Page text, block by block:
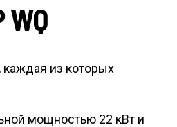
каждая из которых
мощностью 22 кВт и